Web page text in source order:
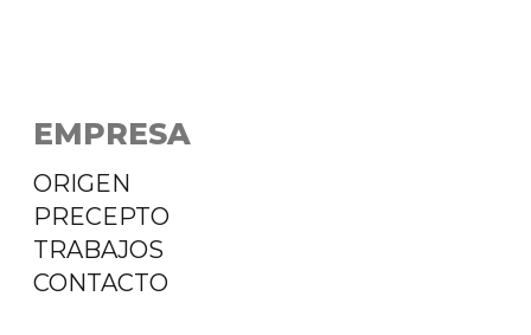
EMPRESA
ORIGEN
PRECEPTO
TRABAJOS
CONTACTO